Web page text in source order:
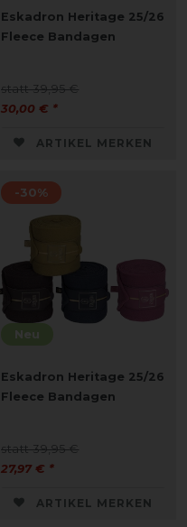
Eskadron Heritage 25/26
Fleece Bandagen
statt 39,95 €
30,00 € *
ARTIKEL MERKEN
Neu
-30%
Eskadron Heritage 25/26
Fleece Bandagen
statt 39,95 €
27,97 € *
ARTIKEL MERKEN